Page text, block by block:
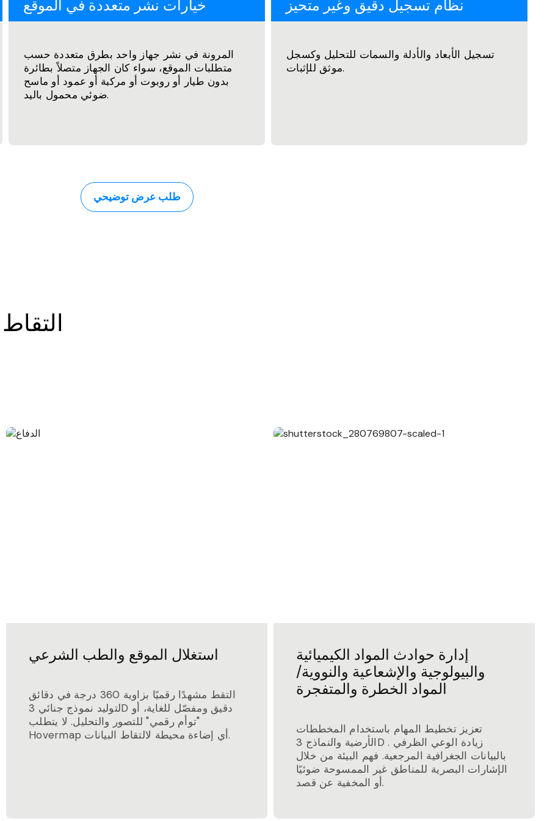
خيارات نشر متعددة في الموقع
المرونة في نشر جهاز واحد بطرق متعددة حسب
متطلبات الموقع، سواء كان الجهاز متصلاً بطائرة
بدون طيار أو روبوت أو مركبة أو عمود أو ماسح
ضوئي محمول باليد.
نظام تسجيل دقيق وغير متحيز
تسجيل الأبعاد والأدلة والسمات للتحليل وكسجل
موثق للإثبات.
طلب عرض توضيحي
استغلال الموقع والطب الشرعي
التقط مشهدًا رقميًا بزاوية 360 درجة في دقائق
لتوليد نموذج جنائي 3D دقيق ومفصّل للغاية، أو
"توأم رقمي" للتصور والتحليل. لا يتطلب
Hovermap أي إضاءة محيطة لالتقاط البيانات.
إدارة حوادث المواد الكيميائية
والبيولوجية والإشعاعية والنووية/
المواد الخطرة والمتفجرة
تعزيز تخطيط المهام باستخدام المخططات
الأرضية والنماذج 3D . زيادة الوعي الظرفي
بالبيانات الجغرافية المرجعية. فهم البيئة من خلال
الإشارات البصرية للمناطق غير الممسوحة ضوئيًا
أو المخفية عن قصد.